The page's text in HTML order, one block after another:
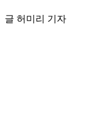
글 허미리 기자